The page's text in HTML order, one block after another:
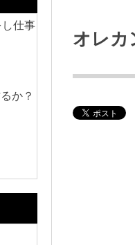
オレカ
仕事
か？